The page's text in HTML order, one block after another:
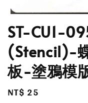
ST-CU1-
(Stencil)-
板-塗鴉模
Regular
NT$ 25